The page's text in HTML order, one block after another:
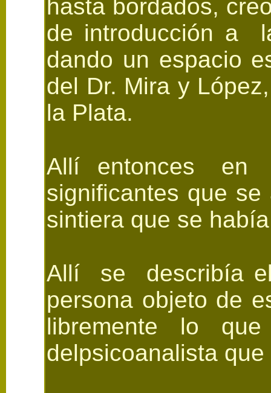
hasta bordados,
de introducción a
dando un espacio
del Dr. Mira y
la Plata.
Allí entonces en
significantes que
sintiera que se
Allí se describía el
persona objeto de
libremente lo
delpsicoanalista